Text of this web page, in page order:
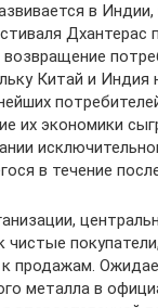
в
Дхантерас
возвращение
Китай и Индия
их экономики
в течение
чистые
продажам.
металла в